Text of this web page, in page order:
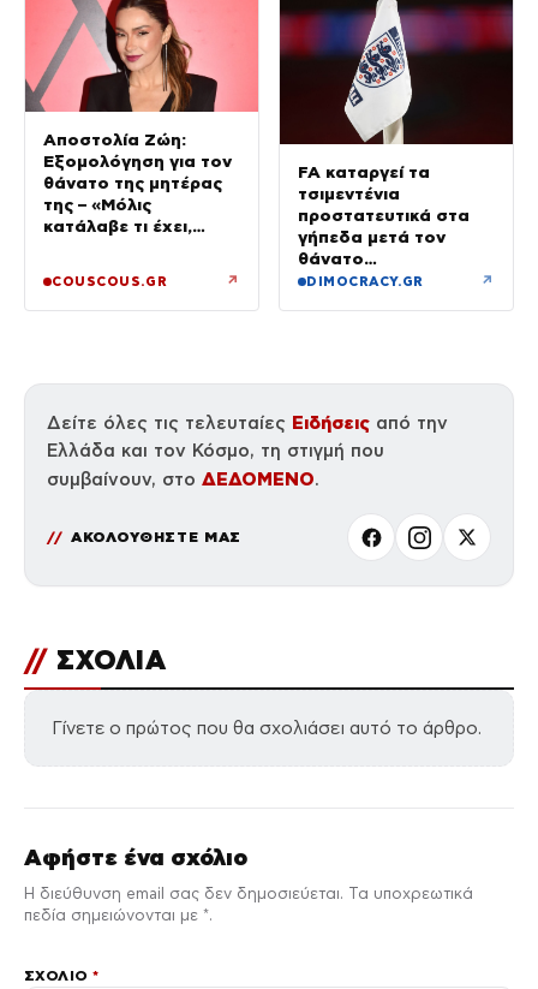
Αποστολία Ζώη:
Εξομολόγηση για τον
θάνατο της μητέρας
της – «Μόλις
κατάλαβε τι έχει,
COUSCOUS.GR ↗
FA καταργεί τα
τσιμεντένια
προστατευτικά στα
γήπεδα μετά τον
θάνατο
ποδοσφαιριστή
DIMOCRACY.GR ↗
Δείτε όλες τις τελευταίες Ειδήσεις από την
Ελλάδα και τον Κόσμο, τη στιγμή που
συμβαίνουν, στο ΔΕΔΟΜΕΝΟ.
ΑΚΟΛΟΥΘΗΣΤΕ ΜΑΣ
// ΣΧΟΛΙΑ
Γίνετε ο πρώτος που θα σχολιάσει αυτό το άρθρο.
Αφήστε ένα σχόλιο
Η διεύθυνση email σας δεν δημοσιεύεται. Τα υποχρεωτικά
πεδία σημειώνονται με *.
ΣΧΌΛΙΟ*